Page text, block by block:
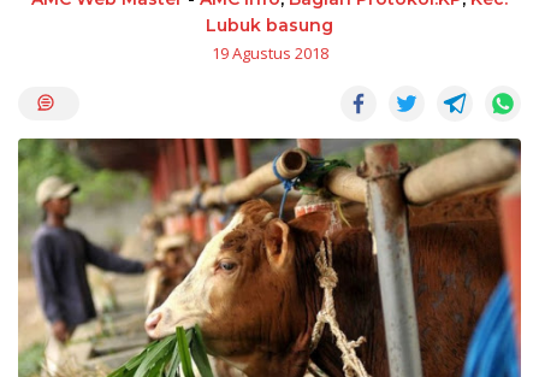
Lubuk basung
19 Agustus 2018